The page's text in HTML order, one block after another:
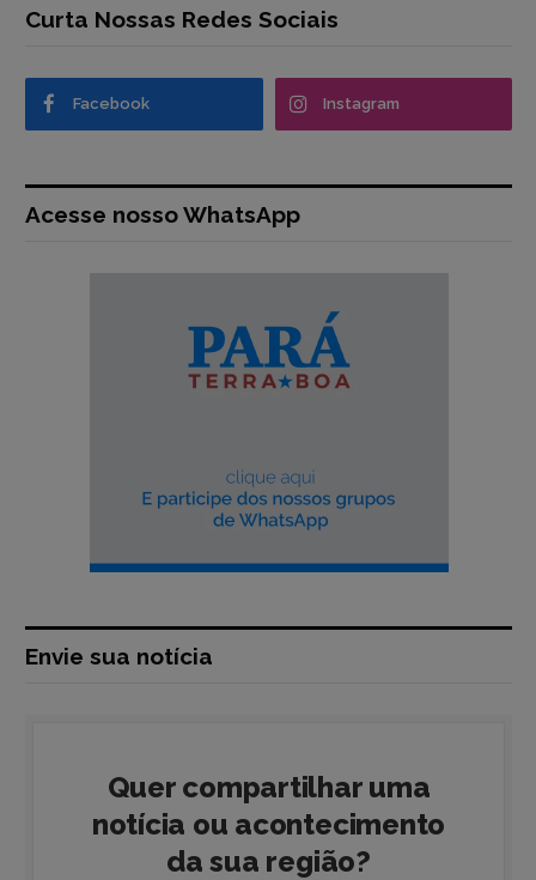
Curta Nossas Redes Sociais
Facebook Instagram
Acesse nosso WhatsApp
Envie sua notícia
Quer compartilhar uma
notícia ou acontecimento
da sua região?